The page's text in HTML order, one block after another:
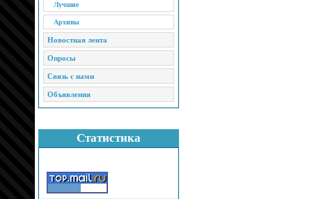
Лучшие
Архивы
Новостная лента
Опросы
Связь с нами
Объявления
Статистика